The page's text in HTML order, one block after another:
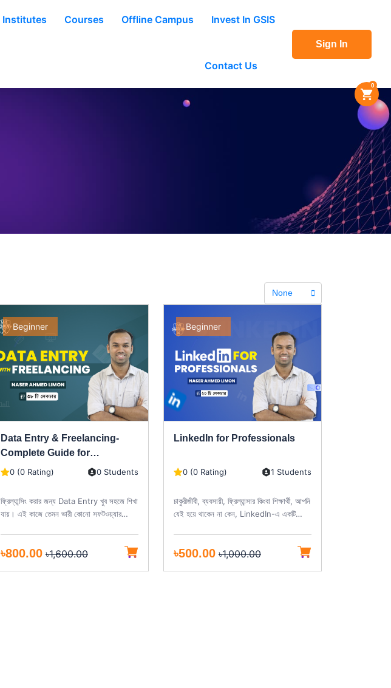
Institutes Courses Offline Campus Invest In GSIS
Contact Us
Sign In
0
None
Beginner
Data Entry & Freelancing-
Complete Guide for
Beginners
0 (0 Rating) 0 Students
ফ্রিল্যান্সিং করার জন্য Data Entry খুব সহজে শিখা
যায়। এই কাজে তেমন ভারী কোনো সফটওয়্যার
৳800.00 ৳1,600.00
Beginner
LinkedIn for Professionals
0 (0 Rating) 1 Students
চাকুরীজীবী, ব্যবসায়ী, ফ্রিল্যান্সার কিংবা শিক্ষার্থী, আপনি
যেই হয়ে থাকেন না কেন, LinkedIn-এ একটি
৳500.00 ৳1,000.00